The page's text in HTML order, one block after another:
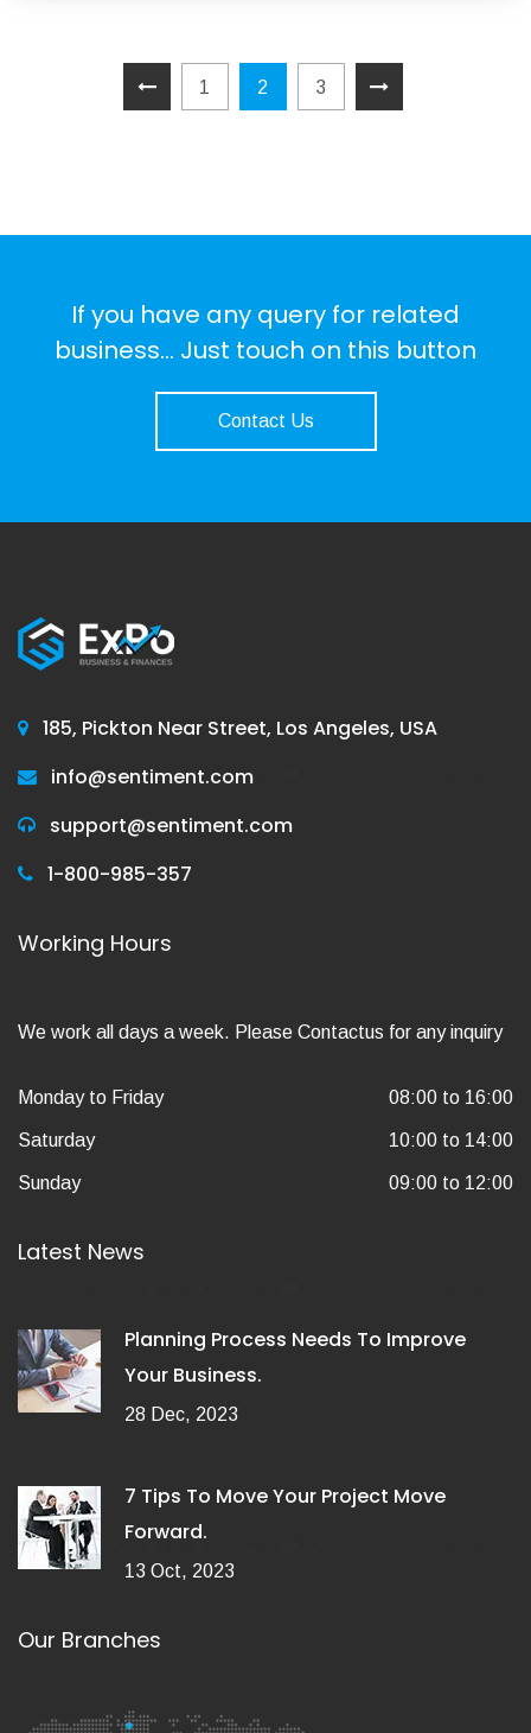
1 2 3
If you have any query for related
business... Just touch on this button
Contact Us
185, Pickton Near Street, Los Angeles, USA
info@sentiment.com
support@sentiment.com
1-800-985-357
Working Hours
We work all days a week. Please Contactus for any inquiry
Monday to Friday 08:00 to 16:00
Saturday 10:00 to 14:00
Sunday 09:00 to 12:00
Latest News
Planning Process Needs To Improve
Your Business.
28 Dec, 2023
7 Tips To Move Your Project Move
Forward.
13 Oct, 2023
Our Branches